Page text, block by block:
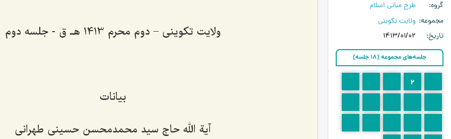
گروه
طرح مبانی اسلام
مجموعه ولایت تکوینی
تاریخ
1413/01/02
جلسه‌های مجموعه (18 جلسه)
2
ولایت تکوینی – دوم محرم 1413 هـ ق - جلسه دوم
بیانات
آیة الله حاج سید محمدمحسن حسینی طهرانی